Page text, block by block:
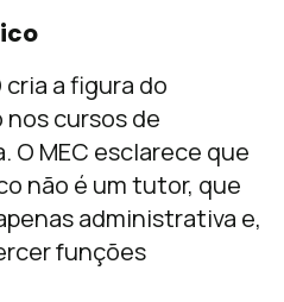
cria a figura do
cursos de
O MEC esclarece que
não é um tutor, que
administrativa e,
funções